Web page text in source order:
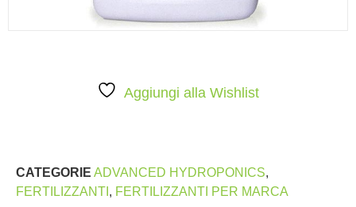
Aggiungi alla Wishlist
CATEGORIE ADVANCED HYDROPONICS,
FERTILIZZANTI , FERTILIZZANTI PER MARCA